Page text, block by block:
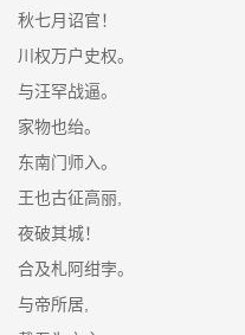
秋七月诏官！
川权万户史权。
与汪罕战逼。
家物也绐。
东南门师入。
王也古征高丽,
夜破其城！
合及札阿绀孛。
与帝所居,